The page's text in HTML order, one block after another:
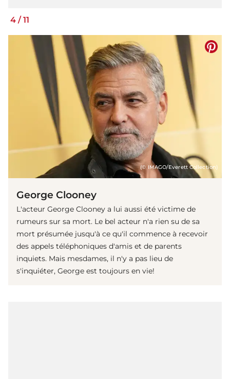
4 / 11
(© IMAGO/Everett Collection)
George Clooney
L'acteur George Clooney a lui aussi été victime de
rumeurs sur sa mort. Le bel acteur n'a rien su de sa
mort présumée jusqu'à ce qu'il commence à recevoir
des appels téléphoniques d'amis et de parents
inquiets. Mais mesdames, il n'y a pas lieu de
s'inquiéter, George est toujours en vie!